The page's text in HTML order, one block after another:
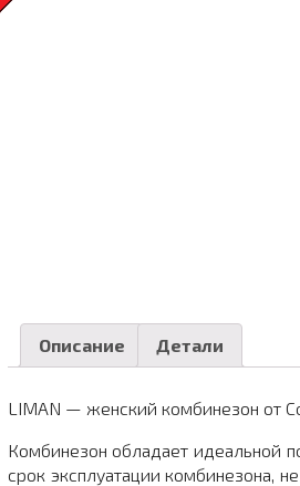
Описание Детали
LIMAN — женский комбинезон от
Комбинезон обладает идеальной
срок эксплуатации комбинезона,